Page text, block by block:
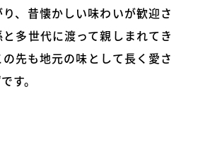
、昔懐かしい味わいが歓迎さ
多世代に渡って親しまれてき
先も地元の味として長く愛さ
す。